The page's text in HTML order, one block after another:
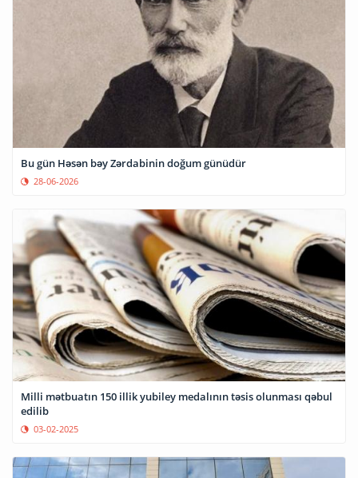
Bu gün Həsən bəy Zərdabinin doğum günüdür
28-06-2026
Milli mətbuatın 150 illik yubiley medalının təsis olunması qəbul
edilib
03-02-2025